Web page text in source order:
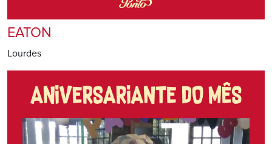
EATON
Lourdes